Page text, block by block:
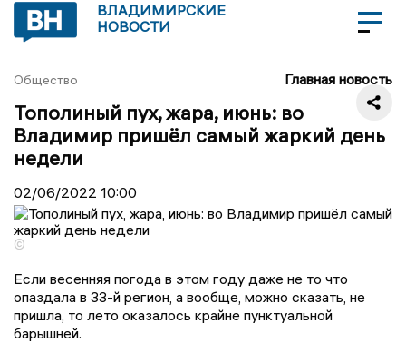
ВЛАДИМИРСКИЕ
НОВОСТИ
Общество Главная новость
Тополиный пух, жара, июнь: во
Владимир пришёл самый жаркий день
недели
02/06/2022 10:00
©
Если весенняя погода в этом году даже не то что
опаздала в 33-й регион, а вообще, можно сказать, не
пришла, то лето оказалось крайне пунктуальной
барышней.